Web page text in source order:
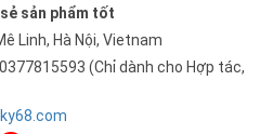
sản phẩm tốt
Linh, Hà Nội, Vietnam
(Chỉ dành cho Hợp tác,